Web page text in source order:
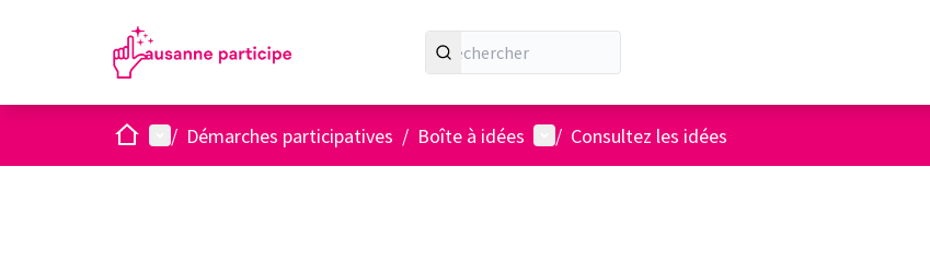
AccueilMenu principal
/ Démarches participatives / Boîte à idées Menu utilisateur
/ Consultez les idées